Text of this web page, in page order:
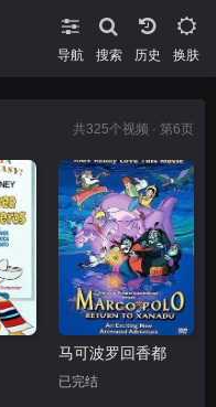
导航 搜索 换肤
共325个视频 · 第6页
马可波罗回香都
已完结